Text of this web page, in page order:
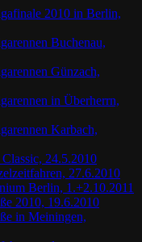
2010 in Berlin,
Buchenau,
Günzach,
in Überherrn,
Karbach,
24.5.2010
27.6.2010
Berlin, 1.+2.10.2011
2010, 19.6.2010
in Meiningen,